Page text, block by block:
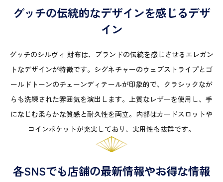
グッチの伝統的なデザインを感じるデザ
イン
グッチのシルヴィ 財布は、ブランドの伝統を感じさせるエレガン
トなデザインが特徴です。シグネチャーのウェブストライプとゴ
ールドトーンのチェーンディテールが印象的で、クラシックなが
らも洗練された雰囲気を演出します。上質なレザーを使用し、手
になじむ柔らかな質感と耐久性を両立。内部はカードスロットや
コインポケットが充実しており、実用性も抜群です。
各SNSでも店舗の最新情報やお得な情報